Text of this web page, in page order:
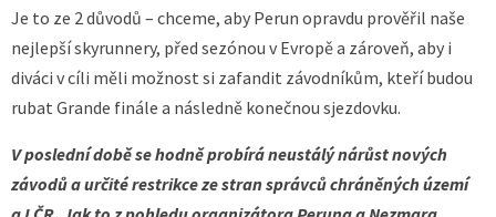
Je to ze 2 důvodů – chceme, aby Perun opravdu prověřil naše
nejlepší skyrunnery, před sezónou v Evropě a zároveň, aby i
diváci v cíli měli možnost si zafandit závodníkům, kteří budou
rubat Grande finále a následně konečnou sjezdovku.
V poslední době se hodně probírá neustálý nárůst nových
závodů a určité restrikce ze stran správců chráněných území